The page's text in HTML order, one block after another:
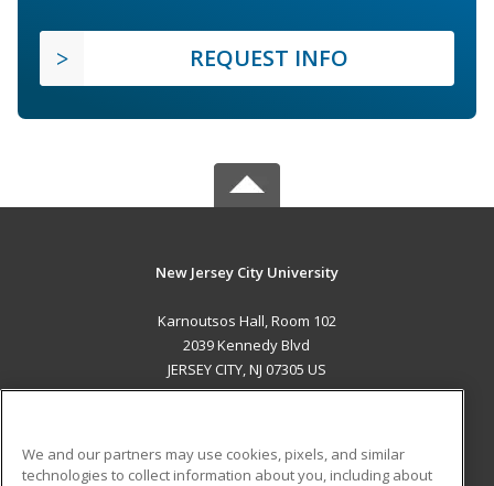
REQUEST INFO
New Jersey City University
Karnoutsos Hall, Room 102
2039 Kennedy Blvd
JERSEY CITY, NJ 07305 US
We and our partners may use cookies, pixels, and similar
technologies to collect information about you, including about